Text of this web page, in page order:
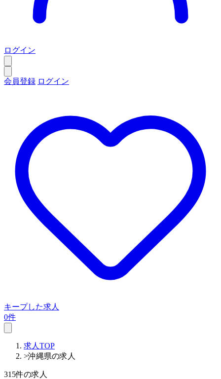
ログイン
会員登録 ログイン
キープした求人
0件
求人TOP
>沖縄県の求人
315件の求人